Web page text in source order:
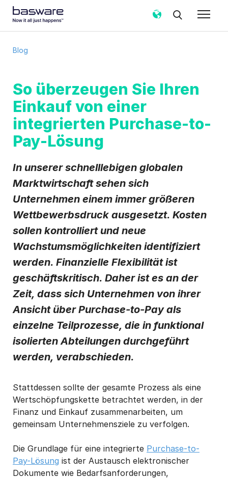
Blog
So überzeugen Sie Ihren
Einkauf von einer
integrierten Purchase-to-
Pay-Lösung
In unserer schnelllebigen globalen
Marktwirtschaft sehen sich
Unternehmen einem immer größeren
Wettbewerbsdruck ausgesetzt. Kosten
sollen kontrolliert und neue
Wachstumsmöglichkeiten identifiziert
werden. Finanzielle Flexibilität ist
geschäftskritisch. Daher ist es an der
Zeit, dass sich Unternehmen von ihrer
Ansicht über Purchase-to-Pay als
einzelne Teilprozesse, die in funktional
isolierten Abteilungen durchgeführt
werden, verabschieden.
Stattdessen sollte der gesamte Prozess als eine
Wertschöpfungskette betrachtet werden, in der
Finanz und Einkauf zusammenarbeiten, um
gemeinsam Unternehmensziele zu verfolgen.
Die Grundlage für eine integrierte Purchase-to-
Pay-Lösung ist der Austausch elektronischer
Dokumente wie Bedarfsanforderungen,
Land*
Benachrichtigungshäufigkeit
Basware darf meine über das vorliegende Formular
erhobenen Kontaktdaten verarbeiten, um meine
Anfrage in Übereinstimmung mit dem
Ich stimme zu, Blog-E-Mail-Benachrichtigungen
von Basware zu erhalten.*
Ich kann mich jederzeit über den Abmeldelink in jeder Mitteilung
oder durch
Klicken hiervom E-Mail-Marketing abmelden.